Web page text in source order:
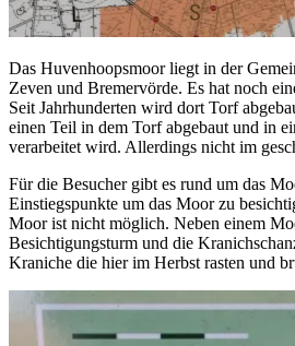
Das Huvenhoopsmoor liegt in der
Zeven und Bremervörde. Es hat noch
Seit Jahrhunderten wird dort Torf
einen Teil in dem Torf abgebaut und in
verarbeitet wird. Allerdings nicht im
Für die Besucher gibt es rund um das
Einstiegspunkte um das Moor zu
Moor ist nicht möglich. Neben einem
Besichtigungsturm und die
Kraniche die hier im Herbst rasten und